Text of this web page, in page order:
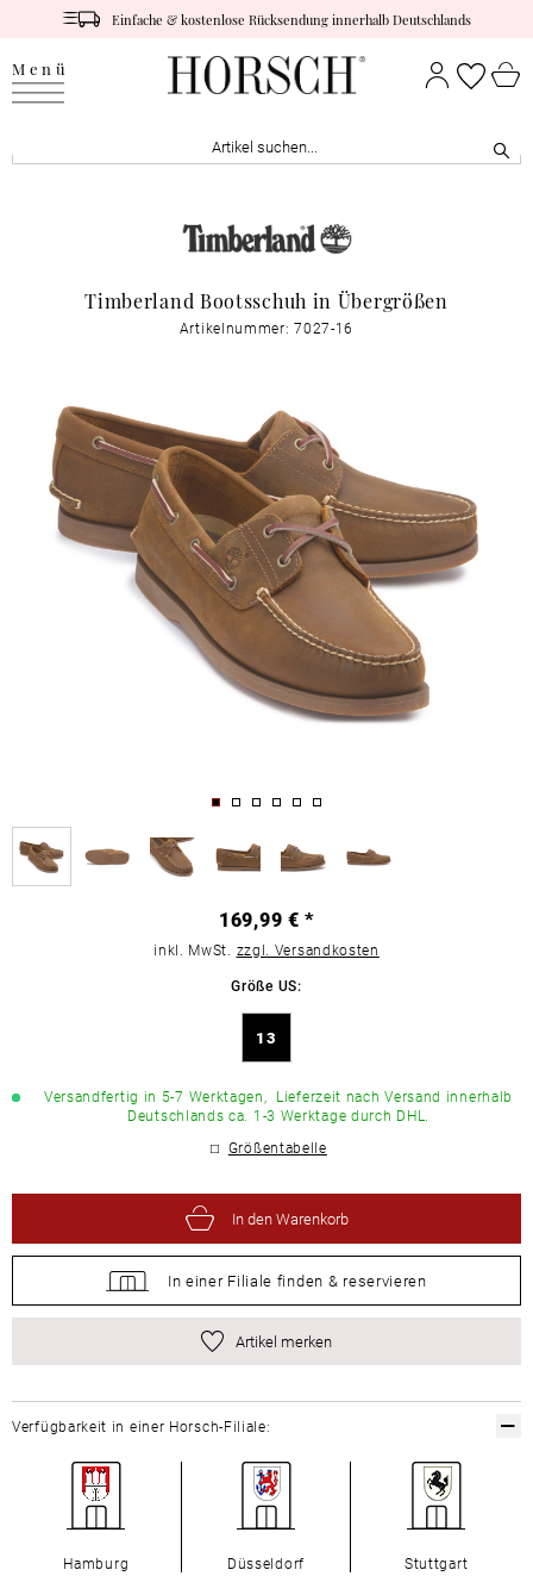
Einfache & kostenlose Rücksendung innerhalb Deutschlands
Menü
Timberland Bootsschuh in Übergrößen
Artikelnummer: 7027-16
169,99 € *
inkl. MwSt. zzgl. Versandkosten
Größe US:
13
Versandfertig in 5-7 Werktagen, Lieferzeit nach Versand innerhalb
Deutschlands ca. 1-3 Werktage durch DHL.
Größentabelle
In den Warenkorb
In einer Filiale finden & reservieren
Artikel merken
Verfügbarkeit in einer Horsch-Filiale:
Hamburg Düsseldorf Stuttgart